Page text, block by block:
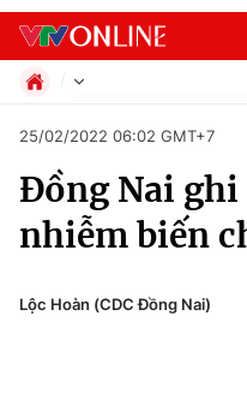
Chuyên mục
Chính trị
Xã hội
Xã hội
Pháp luật
Kinh tế
Thể thao
Văn hóa - Giải trí
25/02/2022 06:02 GMT+7
Đồng Nai ghi
nhiễm biến
Lộc Hoàn (CDC Đồng Nai)